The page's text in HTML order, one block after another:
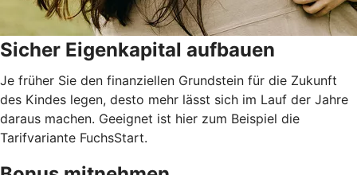
Sicher Eigenkapital aufbauen
Je früher Sie den finanziellen Grundstein für die Zukunft
des Kindes legen, desto mehr lässt sich im Lauf der Jahre
daraus machen. Geeignet ist hier zum Beispiel die
Tarifvariante FuchsStart.